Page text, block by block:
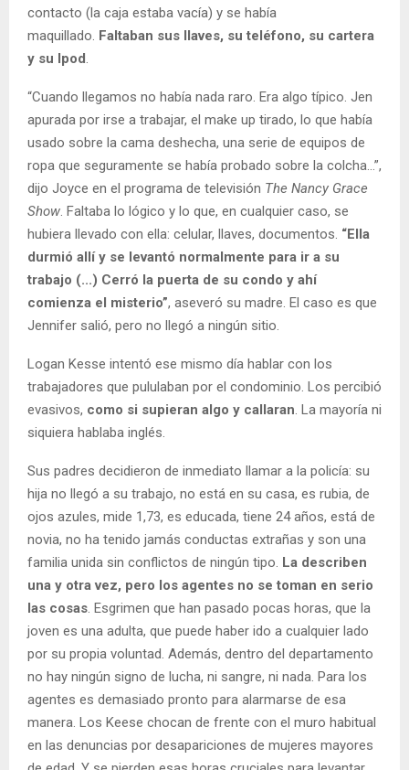
contacto (la caja estaba vacía) y se había
maquillado. Faltaban sus llaves, su teléfono, su cartera
y su Ipod.
“Cuando llegamos no había nada raro. Era algo típico. Jen
apurada por irse a trabajar, el make up tirado, lo que había
usado sobre la cama deshecha, una serie de equipos de
ropa que seguramente se había probado sobre la colcha…”,
dijo Joyce en el programa de televisión The Nancy Grace
Show. Faltaba lo lógico y lo que, en cualquier caso, se
hubiera llevado con ella: celular, llaves, documentos. “Ella
durmió allí y se levantó normalmente para ir a su
trabajo (...) Cerró la puerta de su condo y ahí
comienza el misterio”, aseveró su madre. El caso es que
Jennifer salió, pero no llegó a ningún sitio.
Logan Kesse intentó ese mismo día hablar con los
trabajadores que pululaban por el condominio. Los percibió
evasivos, como si supieran algo y callaran. La mayoría ni
siquiera hablaba inglés.
Sus padres decidieron de inmediato llamar a la policía: su
hija no llegó a su trabajo, no está en su casa, es rubia, de
ojos azules, mide 1,73, es educada, tiene 24 años, está de
novia, no ha tenido jamás conductas extrañas y son una
familia unida sin conflictos de ningún tipo. La describen
una y otra vez, pero los agentes no se toman en serio
las cosas. Esgrimen que han pasado pocas horas, que la
joven es una adulta, que puede haber ido a cualquier lado
por su propia voluntad. Además, dentro del departamento
no hay ningún signo de lucha, ni sangre, ni nada. Para los
agentes es demasiado pronto para alarmarse de esa
manera. Los Keese chocan de frente con el muro habitual
en las denuncias por desapariciones de mujeres mayores